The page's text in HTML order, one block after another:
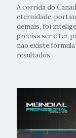
A corrida do
eternidade,
demais, foi
precisa ser e ter,
não existe
resultados.